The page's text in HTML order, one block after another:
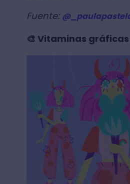
Fuente:
🎨 Vitaminas gráficas